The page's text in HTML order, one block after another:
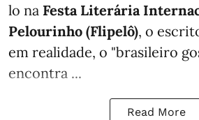
lo na Festa Literária
Pelourinho (Flipelô), o
em realidade, o "brasileiro
encontra ...
Read More